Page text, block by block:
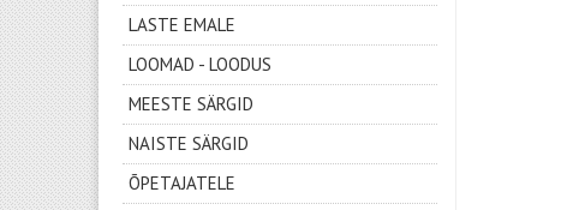
LASTE EMALE
LOOMAD - LOODUS
MEESTE SÄRGID
NAISTE SÄRGID
ÕPETAJATELE